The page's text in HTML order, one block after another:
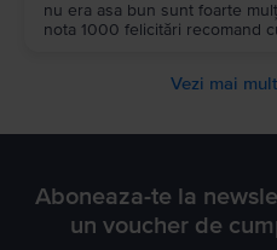
nu era asa bun sunt foarte
nota 1000 felicitări recomand
Vezi mai
Aboneaza-te la
un voucher de